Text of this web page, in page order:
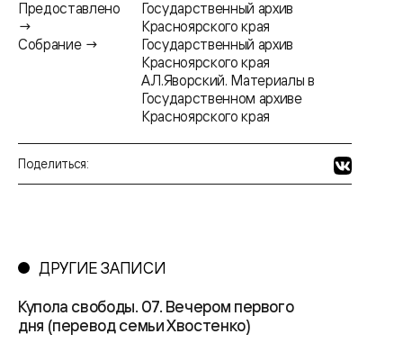
Предоставлено
→
Собрание →
Государственный архив
Красноярского края
Государственный архив
Красноярского края
А.Л.Яворский. Материалы в
Государственном архиве
Красноярского края
Поделиться:
ДРУГИЕ ЗАПИСИ
Купола свободы. 07. Вечером первого
дня (перевод семьи Хвостенко)